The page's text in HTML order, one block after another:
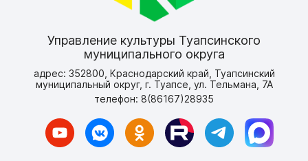
Управление культуры Туапсинского
муниципального округа
адрес: 352800, Краснодарский край, Туапсинский
муниципальный округ, г. Туапсе, ул. Тельмана, 7А
телефон: 8(86167)28935